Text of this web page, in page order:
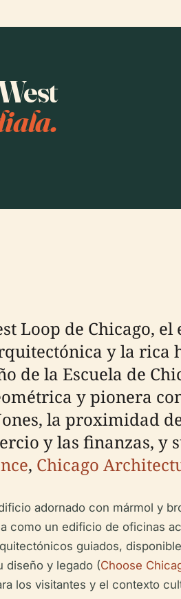
Loop de Chicago,
y la rica
de la Escuela de
y pionera
la proximidad
y las finanzas, y
, Chicago
adornado con mármol y
como un edificio de oficinas
guiados,
diseño y legado (Choose
los visitantes y el contexto